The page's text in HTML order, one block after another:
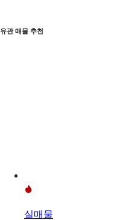
유관 매물 추천
실매물